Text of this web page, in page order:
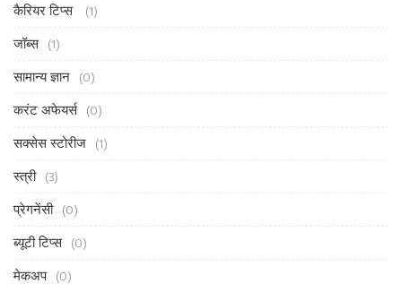
कैरियर टिप्स (1)
जॉब्स (1)
सामान्य ज्ञान (0)
करंट अफेयर्स (0)
सक्सेस स्टोरीज (1)
स्त्री (3)
प्रेगनेंसी (0)
ब्यूटी टिप्स (0)
मेकअप (0)